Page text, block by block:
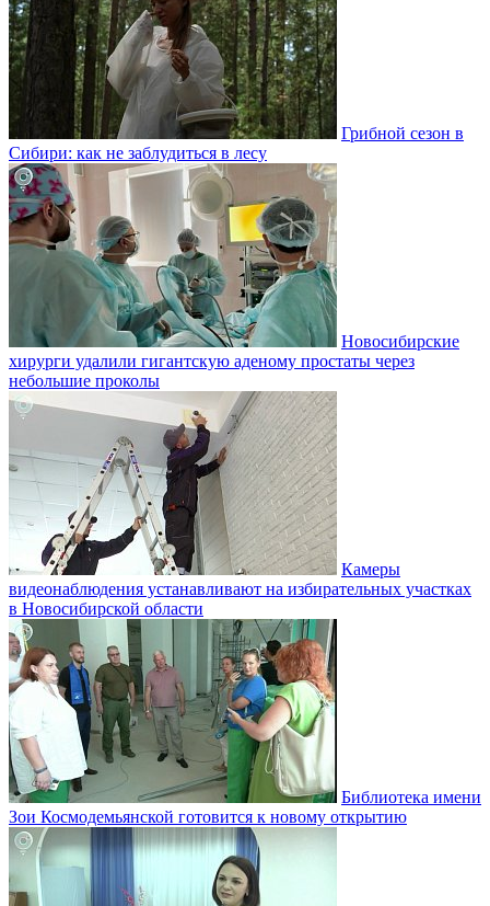
Грибной сезон в
Сибири: как не заблудиться в лесу
Новосибирские
хирурги удалили гигантскую аденому простаты через
небольшие проколы
Камеры
видеонаблюдения устанавливают на избирательных участках
в Новосибирской области
Библиотека имени
Зои Космодемьянской готовится к новому открытию